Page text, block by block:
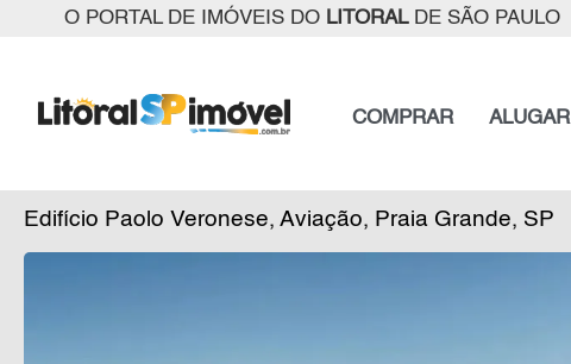
O PORTAL DE IMÓVEIS DO LITORALDE SÃO PAULO
COMPRAR ALUGAR
Edifício Paolo Veronese, Aviação, Praia Grande, SP